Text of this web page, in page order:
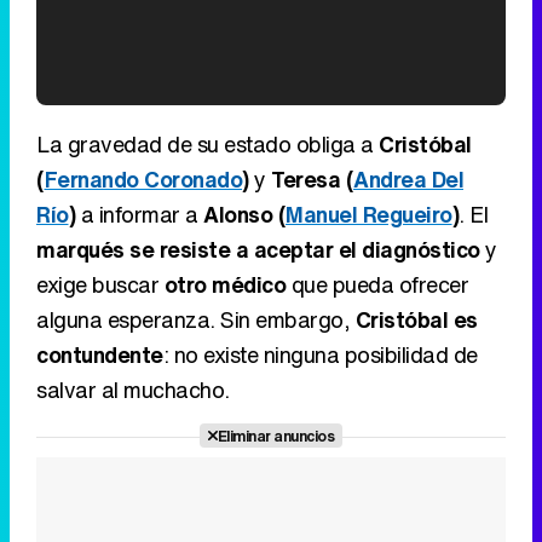
Tráiler de '33 días', la nueva serie de Atresplayer con Julián Villagrán y José Manuel Poga
La gravedad de su estado obliga a Cristóbal
(Fernando Coronado)y Teresa (Andrea Del
Río)a informar aAlonso (Manuel Regueiro). El
marqués se resiste a aceptar el diagnósticoy
exige buscar otro médicoque pueda ofrecer
alguna esperanza. Sin embargo, Cristóbal es
contundente: no existe ninguna posibilidad de
salvar al muchacho.
Eliminar anuncios